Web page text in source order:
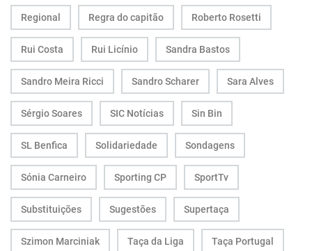
Regional Regra do capitão Roberto Rosetti
Rui Costa Rui Licínio Sandra Bastos
Sandro Meira Ricci Sandro Scharer Sara Alves
Sérgio Soares SIC Notícias Sin Bin
SL Benfica Solidariedade Sondagens
Sónia Carneiro Sporting CP SportTv
Substituições Sugestões Supertaça
Szimon Marciniak Taça da Liga Taça Portugal